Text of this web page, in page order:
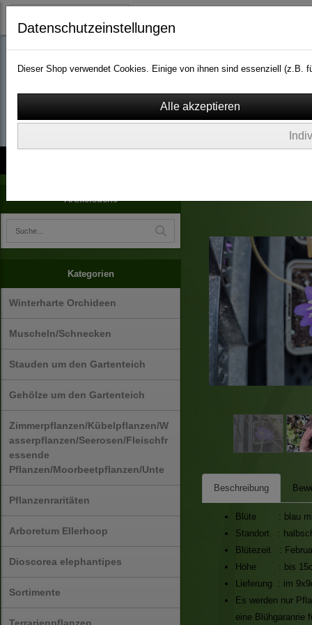
wassergarten-
Artikelsuche
Kategorien
Winterharte Orchideen
Muscheln/Schnecken
Stauden um den Gartenteich
Gehölze um den Gartenteich
Zimmerpflanzen/Kübelpflanzen/W
asserpflanzen/Seerosen/Fleischfr
essende
Pflanzen/Moorbeetpflanzen/Unte
Pflanzenraritäten
Arboretum Ellerhoop
Dioscorea elephantipes
Sortimente
Beschreibung
Blüte : blau mit
Standort :
Blütezeit :
Höhe : bis
Lieferung : im
Es werden nur
eine Blühgaranrie
Datenschutzeinstellungen
Dieser Shop verwendet Cookies. Einige von ihnen sind essenziell (z.B.